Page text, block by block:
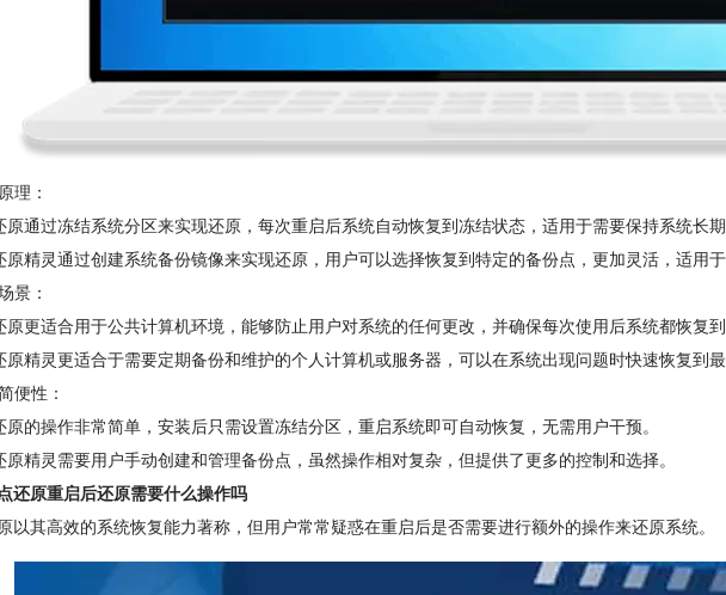
理：
原通过冻结系统分区来实现还原，每次重启后系统自动恢复到冻结状态，适用于需要保持系统长
原精灵通过创建系统备份镜像来实现还原，用户可以选择恢复到特定的备份点，更加灵活，适用
景：
原更适合用于公共计算机环境，能够防止用户对系统的任何更改，并确保每次使用后系统都恢复到
原精灵更适合于需要定期备份和维护的个人计算机或服务器，可以在系统出现问题时快速恢复到最
便性：
原的操作非常简单，安装后只需设置冻结分区，重启系统即可自动恢复，无需用户干预。
原精灵需要用户手动创建和管理备份点，虽然操作相对复杂，但提供了更多的控制和选择。
还原重启后还原需要什么操作吗
以其高效的系统恢复能力著称，但用户常常疑惑在重启后是否需要进行额外的操作来还原系统。